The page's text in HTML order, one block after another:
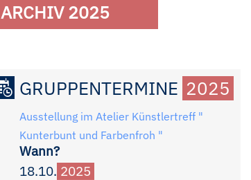
ARCHIV 2025
GRUPPENTERMINE 2025
Ausstellung im Atelier Künstlertreff "
Kunterbunt und Farbenfroh "
Wann?
18.10. 2025